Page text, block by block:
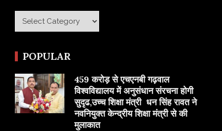
Category
POPULAR
459 करोड़ से एचएनबी गढ़वाल
विश्वविद्यालय में अनुसंधान संरचना होगी
सुदृढ,उच्च शिक्षा मंत्री धन सिंह रावत ने
नवनियुक्त केन्द्रीय शिक्षा मंत्री से की
मुलाकात